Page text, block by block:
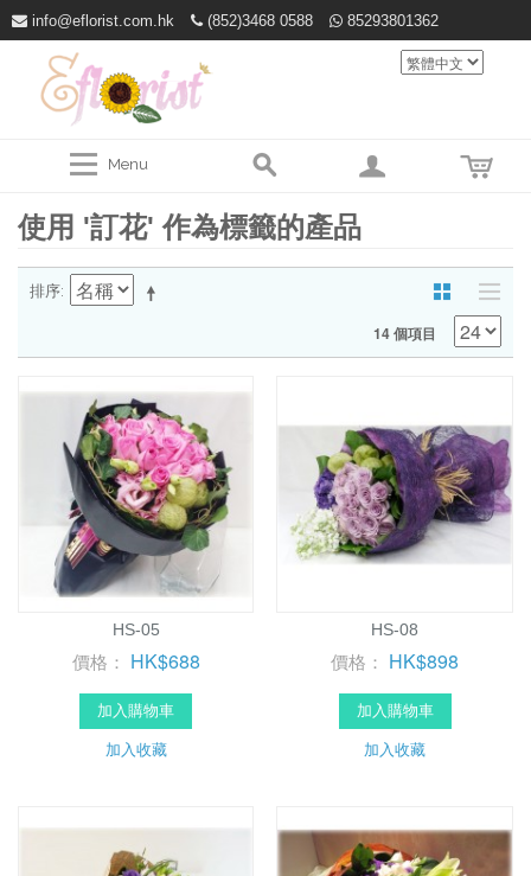
info@eflorist.com.hk (852)3468 0588 85293801362
Menu
使用 '訂花' 作為標籤的產品
排序
14 個項目
HS-05
價格： HK$688
加入購物車
加入收藏
HS-08
價格： HK$898
加入購物車
加入收藏